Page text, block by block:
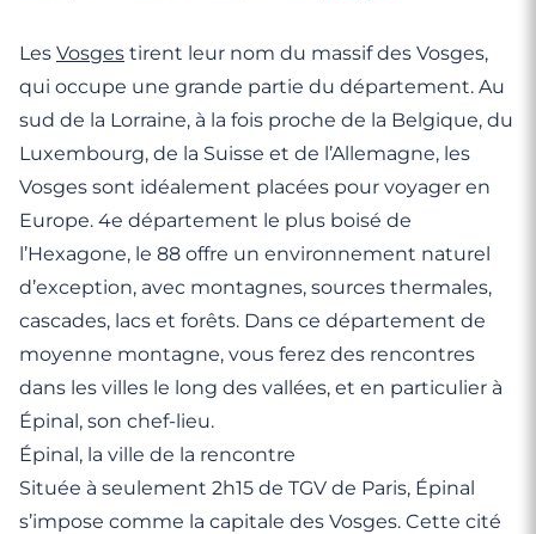
Les Vosges tirent leur nom du massif des Vosges,
qui occupe une grande partie du département. Au
sud de la Lorraine, à la fois proche de la Belgique, du
Luxembourg, de la Suisse et de l’Allemagne, les
Vosges sont idéalement placées pour voyager en
Europe. 4e département le plus boisé de
l’Hexagone, le 88 offre un environnement naturel
d’exception, avec montagnes, sources thermales,
cascades, lacs et forêts. Dans ce département de
moyenne montagne, vous ferez des rencontres
dans les villes le long des vallées, et en particulier à
Épinal, son chef-lieu.
Épinal, la ville de la rencontre
Située à seulement 2h15 de TGV de Paris, Épinal
s’impose comme la capitale des Vosges. Cette cité